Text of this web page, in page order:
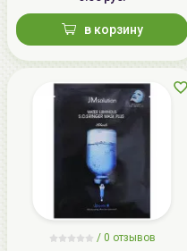
в корзину
/ 0 отзывов